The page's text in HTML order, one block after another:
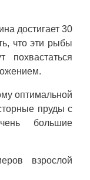
достигает 30
что эти рыбы
оптимальной
пруды с
большие
взрослой